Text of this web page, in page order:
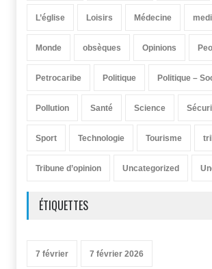
L’église Loisirs Médecine
Monde obsèques Opinions
Petrocaribe Politique Politique –
Pollution Santé Science
Sport Technologie Tourisme
Tribune d’opinion Uncategorized
ÉTIQUETTES
7 février 7 février 2026